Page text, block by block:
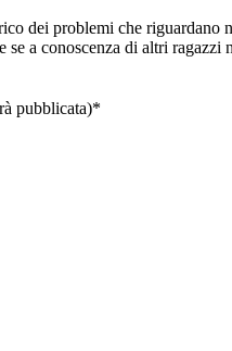
dei problemi che
a conoscenza di altri ragazzi
pubblicata)*